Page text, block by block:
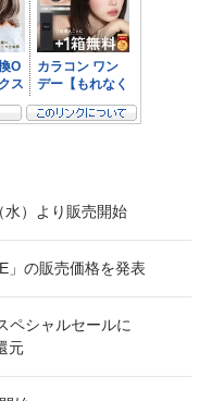
）より販売開始
」の販売価格を発表
ペシャルセールに
元